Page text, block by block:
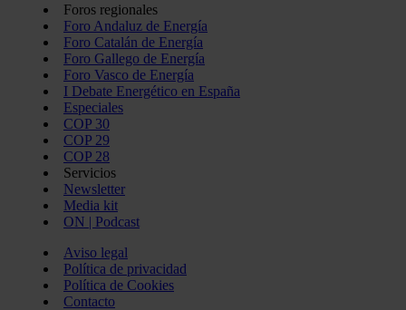
Foros regionales
Foro Andaluz de Energía
Foro Catalán de Energía
Foro Gallego de Energía
Foro Vasco de Energía
I Debate Energético en España
Especiales
COP 30
COP 29
COP 28
Servicios
Newsletter
Media kit
ON | Podcast
Aviso legal
Política de privacidad
Política de Cookies
Contacto